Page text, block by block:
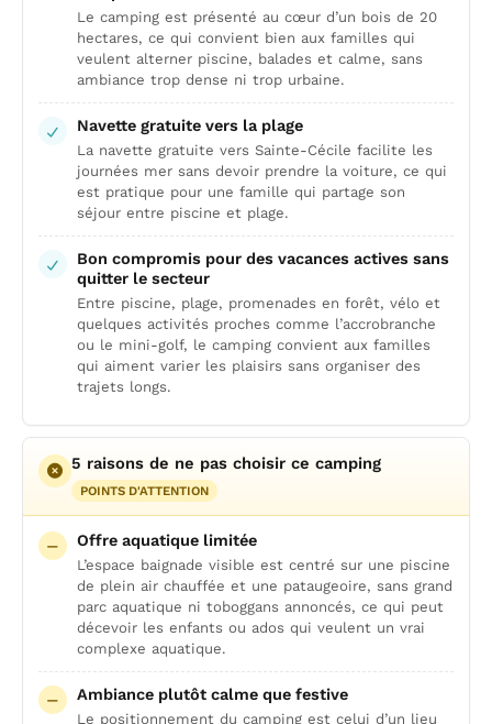
Le camping est présenté au cœur d’un bois de 20
hectares, ce qui convient bien aux familles qui
veulent alterner piscine, balades et calme, sans
ambiance trop dense ni trop urbaine.
Navette gratuite vers la plage
La navette gratuite vers Sainte-Cécile facilite les
journées mer sans devoir prendre la voiture, ce qui
est pratique pour une famille qui partage son
séjour entre piscine et plage.
Bon compromis pour des vacances actives sans
quitter le secteur
Entre piscine, plage, promenades en forêt, vélo et
quelques activités proches comme l’accrobranche
ou le mini-golf, le camping convient aux familles
qui aiment varier les plaisirs sans organiser des
trajets longs.
5 raisons de ne pas choisir ce camping
POINTS D'ATTENTION
Offre aquatique limitée
L’espace baignade visible est centré sur une piscine
de plein air chauffée et une pataugeoire, sans grand
parc aquatique ni toboggans annoncés, ce qui peut
décevoir les enfants ou ados qui veulent un vrai
complexe aquatique.
Ambiance plutôt calme que festive
Le positionnement du camping est celui d’un lieu